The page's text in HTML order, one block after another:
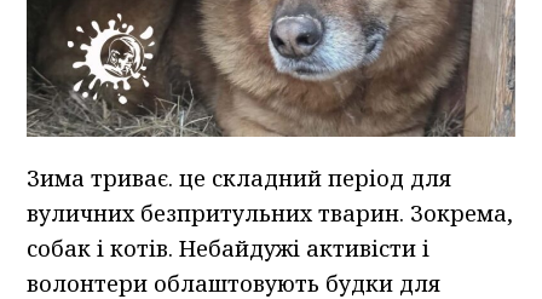
Зима триває. це складний період для
вуличних безпритульних тварин. Зокрема,
собак і котів. Небайдужі активісти і
волонтери облаштовують будки для